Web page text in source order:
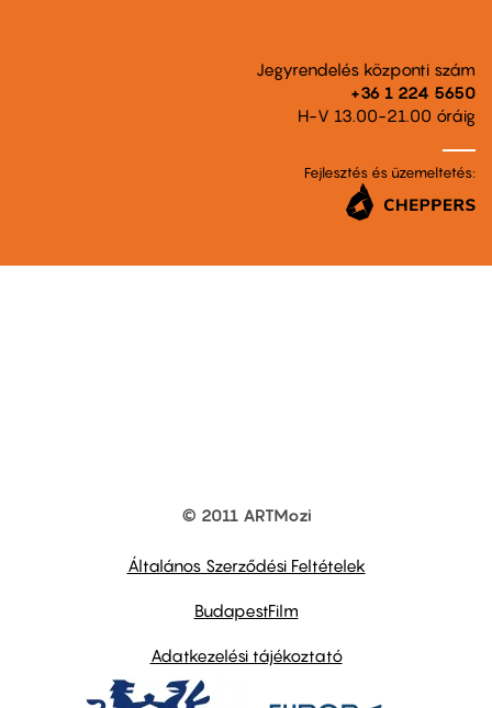
Jegyrendelés központi szám
+36 1 224 5650
H-V 13.00-21.00 óráig
Fejlesztés és üzemeltetés:
© 2011 ARTMozi
Általános Szerződési Feltételek
BudapestFilm
Adatkezelési tájékoztató